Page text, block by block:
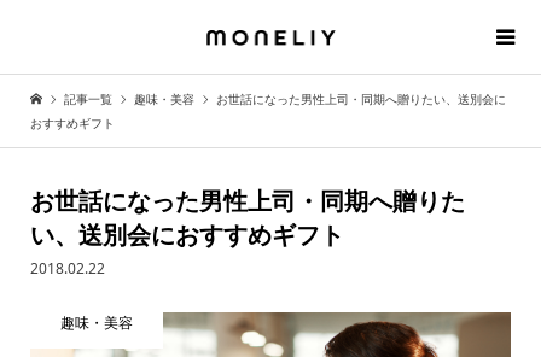
記事一覧 趣味・美容
お世話になった男性上司・同期へ贈りたい、送別会に
おすすめギフト
お世話になった男性上司・同期へ贈りた
い、送別会におすすめギフト
2018.02.22
趣味・美容